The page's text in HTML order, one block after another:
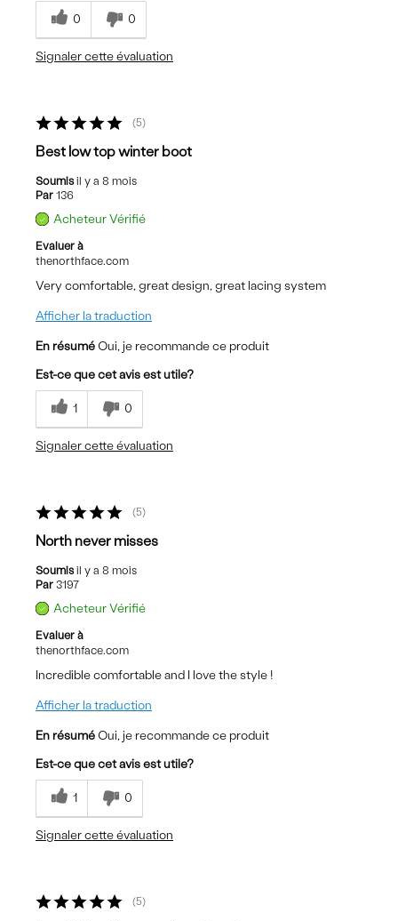
0 0
Signaler cette évaluation
5
Best low top winter boot
Soumisil y a 8 mois
Par 136
Acheteur Vérifié
Evaluer à
thenorthface.com
Very comfortable, great design, great lacing system
Afficher la traduction
En résumé Oui, je recommande ce produit
Est-ce que cet avis est utile?
1 0
Signaler cette évaluation
5
North never misses
Soumisil y a 8 mois
Par 3197
Acheteur Vérifié
Evaluer à
thenorthface.com
Incredible comfortable and I love the style !
Afficher la traduction
En résumé Oui, je recommande ce produit
Est-ce que cet avis est utile?
1 0
Signaler cette évaluation
5